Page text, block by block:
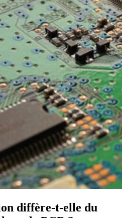
diffère-t-elle du